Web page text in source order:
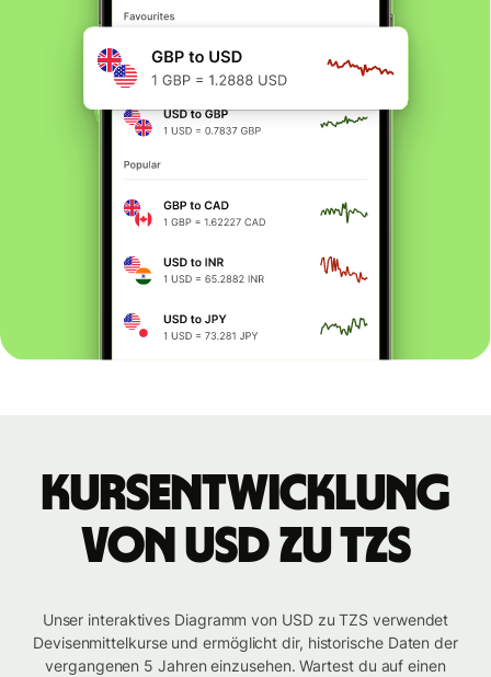
Kursentwicklung
von USD zu TZS
Unser interaktives Diagramm von USD zu TZS verwendet
Devisenmittelkurse und ermöglicht dir, historische Daten der
vergangenen 5 Jahren einzusehen. Wartest du auf einen